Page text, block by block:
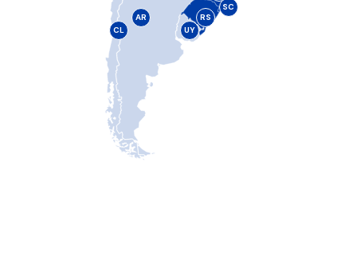
RS
SC
AR
UY
CL